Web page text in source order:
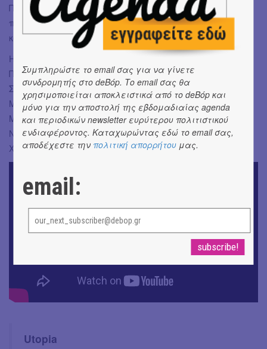
Πόλυ Πάνου μέσα στο ελβετικό σαλέ αλλά και οι ατάκες
περί ΠΑΟΚ συν τη γνήσια απορία… «τι είναι αυτό το
κόντομ; Κόντομ, κόντομ με τρέλανε όλη νύχτα!»
Η σκηνοθεσία είναι του Σωτήρη Γκορίτσα.
Πρωταγωνιστούν: Στέλιος Μάινας, Γεράσιμος
Σκιαδαρέσης, Γιώτα Φέστα, Θάνος Γραμμένος, Δημήτρης
Μαυρόπουλος, Γιώργος Σαμπάνης, Μπέσυ Μάλφα,
Μελέτης Γεωργιάδης, Ανδρέας Νάτσιος, Μενέλαος
Ντάφλος, Σαμπίν Μπεργκ, Ζαν-Μισέλ Ρέμπερ, Βασίλης
Χαλακατεβάκης.
Utopia
Συμπληρώστε το email σας για να γίνετε
συνδρομητής στο deBόp. Το email σας θα
χρησιμοποιείται αποκλειστικά από το deBόp και
μόνο για την αποστολή της εβδομαδιαίας agenda
και περιοδικών newsletter ευρύτερου πολιτιστικού
ενδιαφέροντος. Καταχωρώντας εδώ το email σας,
αποδέχεστε την πολιτική απορρήτου μας.
email: